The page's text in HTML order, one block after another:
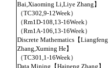
Bai,Xiaoming Li,Liye Zhang】
（TC302,9-12Week）
（Rm1D-108,13-16Week）
（Rm1A-106,13-16Week）
Discrete Mathematics【Liangfeng
Zhang,Xuming He】
（TC301,1-16Week）
Data Mining【Haipeng Zhang】